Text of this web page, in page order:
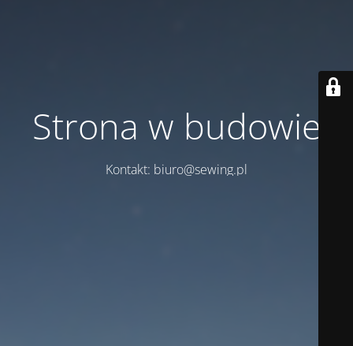
Strona w budowie
Kontakt: biuro@sewing.pl